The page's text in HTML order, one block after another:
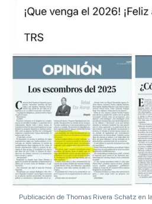
Publicación de Thomas Rivera Schatz en